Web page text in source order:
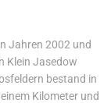
Jahren 2002 und
Klein Jasedow
bestand in
Kilometer und